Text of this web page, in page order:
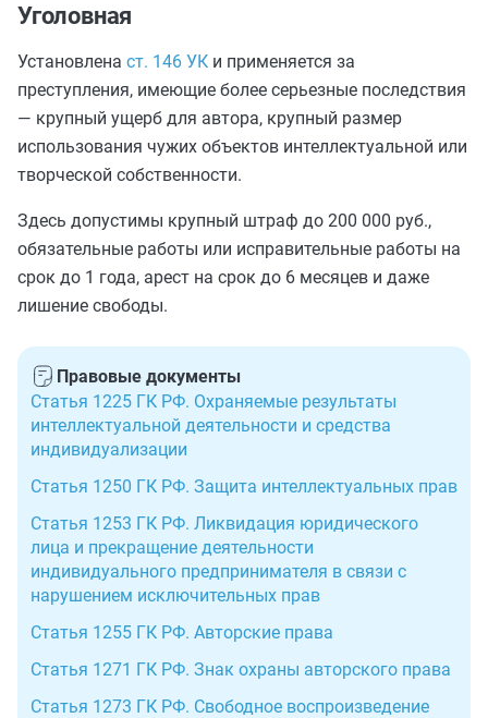
Уголовная
Установлена ст. 146 УК и применяется за
преступления, имеющие более серьезные последствия
— крупный ущерб для автора, крупный размер
использования чужих объектов интеллектуальной или
творческой собственности.
Здесь допустимы крупный штраф до 200 000 руб.,
обязательные работы или исправительные работы на
срок до 1 года, арест на срок до 6 месяцев и даже
лишение свободы.
Правовые документы
Статья 1225 ГК РФ. Охраняемые результаты
интеллектуальной деятельности и средства
индивидуализации
Статья 1250 ГК РФ. Защита интеллектуальных прав
Статья 1253 ГК РФ. Ликвидация юридического
лица и прекращение деятельности
индивидуального предпринимателя в связи с
нарушением исключительных прав
Статья 1255 ГК РФ. Авторские права
Статья 1271 ГК РФ. Знак охраны авторского права
Статья 1273 ГК РФ. Свободное воспроизведение